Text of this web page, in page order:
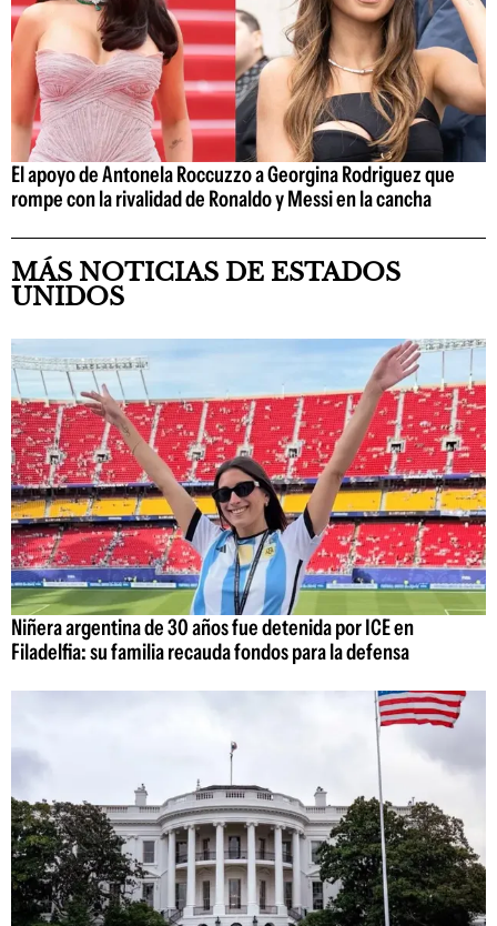
El apoyo de Antonela Roccuzzo a Georgina Rodriguez que
rompe con la rivalidad de Ronaldo y Messi en la cancha
MÁS NOTICIAS DE ESTADOS
UNIDOS
Niñera argentina de 30 años fue detenida por ICE en
Filadelfia: su familia recauda fondos para la defensa